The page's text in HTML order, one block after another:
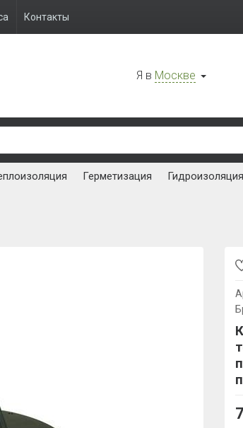
Контакты
Я в Москве
Герметизация Гидроизоляция